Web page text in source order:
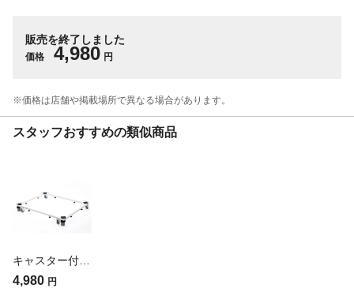
販売を終了しました
価格 4,980 円
※価格は​店舗や​掲載場所で​異なる​場合が​あります。
スタッフおすすめの類似商品
4,980 円